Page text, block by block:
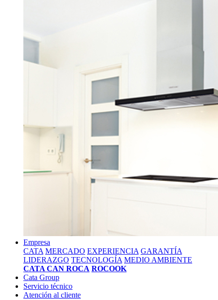
Empresa
CATA MERCADO EXPERIENCIA GARANTÍA
LIDERAZGO TECNOLOGÍA MEDIO AMBIENTE
CATA CAN ROCA ROCOOK
Cata Group
Servicio técnico
Atención al cliente